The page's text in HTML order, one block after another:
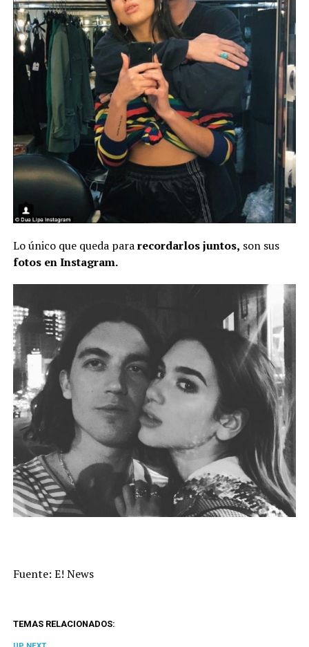
Lo único que queda pararecordarlos juntos, son sus
fotos en Instagram.
Fuente: E! News
TEMAS RELACIONADOS: